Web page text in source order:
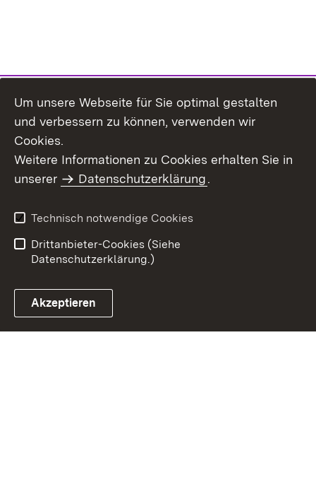
Benutzungshinweise
Erklärung zur
Um unsere Webseite für Sie optimal gestalten
und verbessern zu können, verwenden wir
Cookies.
Weitere Informationen zu Cookies erhalten Sie in
unserer
Datenschutzerklärung.
Technisch notwendige Cookies
Drittanbieter-Cookies (Siehe
Datenschutzerklärung.)
Akzeptieren